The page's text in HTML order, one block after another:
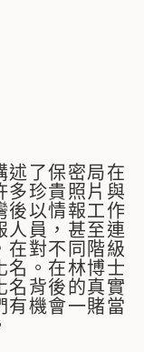
述了保密局在
多珍貴照片與
後以情報工作
人員，甚至連
在對不同階級
名。在林博士
名背後的真實
有機會一賭當